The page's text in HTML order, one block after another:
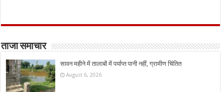
ताजा समाचार
सावन महीने में तालाबों में पर्याप्त पानी नहीं, ग्रामीण चिंतित
August 6, 2026